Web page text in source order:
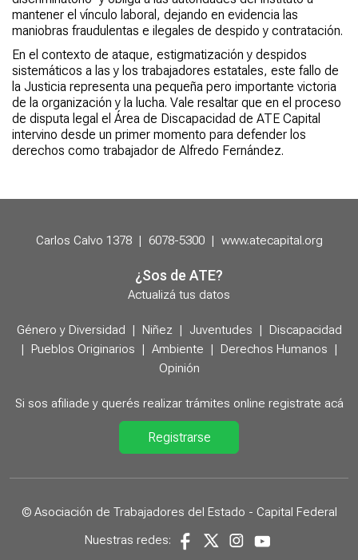
mantener el vínculo laboral, dejando en evidencia las
maniobras fraudulentas e ilegales de despido y contratación.
En el contexto de ataque, estigmatización y despidos
sistemáticos a las y los trabajadores estatales, este fallo de
la Justicia representa una pequeña pero importante victoria
de la organización y la lucha. Vale resaltar que en el proceso
de disputa legal el Área de Discapacidad de ATE Capital
intervino desde un primer momento para defender los
derechos como trabajador de Alfredo Fernández.
Carlos Calvo 1378 | 6078-5300 | www.atecapital.org
¿Sos de ATE?
Actualizá tus datos
Género y Diversidad | Niñez | Juventudes | Discapacidad
| Pueblos Originarios | Ambiente | Derechos Humanos |
Opinión
Si sos afiliade y querés realizar trámites online registrate acá
Registrarse
© Asociación de Trabajadores del Estado - Capital Federal
Nuestras redes: